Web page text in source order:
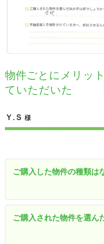
物件ごとにメリッ
ていただいた
Ｙ.Ｓ 様
ご購入した物件の種類は
ご購入された物件を選ん